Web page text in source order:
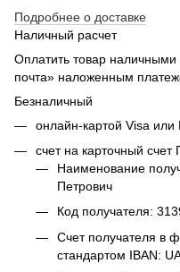
Подробнее о доставке
Наличный расчет
Оплатить товар
почта» наложенным
Безналичный
онлайн-картой Visa
счет на карточный
Наименование
Петрович
Код получателя:
Счет получателя в
стандартом IBAN: